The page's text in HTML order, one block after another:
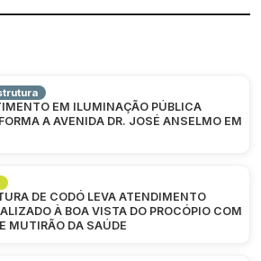
EM ILUMINAÇÃO PÚBLICA
A AVENIDA DR. JOSÉ ANSELMO EM
DE CODÓ LEVA ATENDIMENTO
À BOA VISTA DO PROCÓPIO COM
MUTIRÃO DA SAÚDE